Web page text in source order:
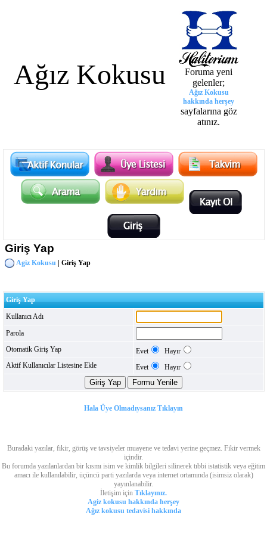
Ağız Kokusu
Foruma yeni
gelenler;
Ağız Kokusu
hakkında herşey
sayfalarına göz
atınız.
Giriş Yap
Agiz Kokusu| Giriş Yap
Giriş Yap
Kullanıcı Adı
Parola
Otomatik Giriş Yap
Evet
Hayır
Aktif Kullanıcılar Listesine Ekle
Evet Hayır
Hala Üye Olmadıysanız Tıklayın
Buradaki yazılar, fikir, görüş ve tavsiyeler muayene ve tedavi yerine geçmez. Fikir vermek
içindir.
Bu forumda yazılanlardan bir kısmı isim ve kimlik bilgileri silinerek tıbbi istatistik veya eğitim
amacı ile kullanılabilir, üçüncü parti yazılarda veya internet ortamında (isimsiz olarak)
yayınlanabilir.
İletişim için Tıklayınız.
Agiz kokusu hakkında herşey
Ağız kokusu tedavisi hakkında